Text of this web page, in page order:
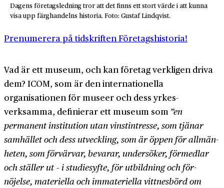
Dagens företagsledning tror att det finns ett stort värde i att kunna
visa upp färghandelns historia. Foto: Gustaf Lindqvist.
Prenumerera på tidskriften Företagshistoria!
Vad är ett museum, och kan företag verkligen driva
dem? ICOM, som är den inter­nationella
organisationen för museer och dess yrkes­
verksamma, definierar ett museum som ”en
permanent institution utan vinst­intresse, som tjänar
samhället och dess utveckling, som är öppen för allmän­
heten, som för­värvar, bevarar, undersöker, förmedlar
och ställer ut – i studie­syfte, för utbildning och för­
nöjelse, materiella och im­materiella vittnes­börd om